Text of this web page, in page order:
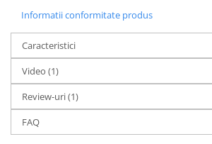
Informatii conformitate produs
Caracteristici
Video (1)
Review-uri(1)
FAQ